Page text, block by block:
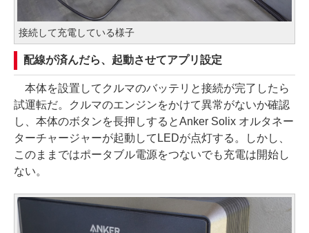
接続して充電している様子
配線が済んだら、起動させてアプリ設定
本体を設置してクルマのバッテリと接続が完了したら
試運転だ。クルマのエンジンをかけて異常がないか確認
し、本体のボタンを長押しするとAnker Solix オルタネー
ターチャージャーが起動してLEDが点灯する。しかし、
このままではポータブル電源をつないでも充電は開始し
ない。